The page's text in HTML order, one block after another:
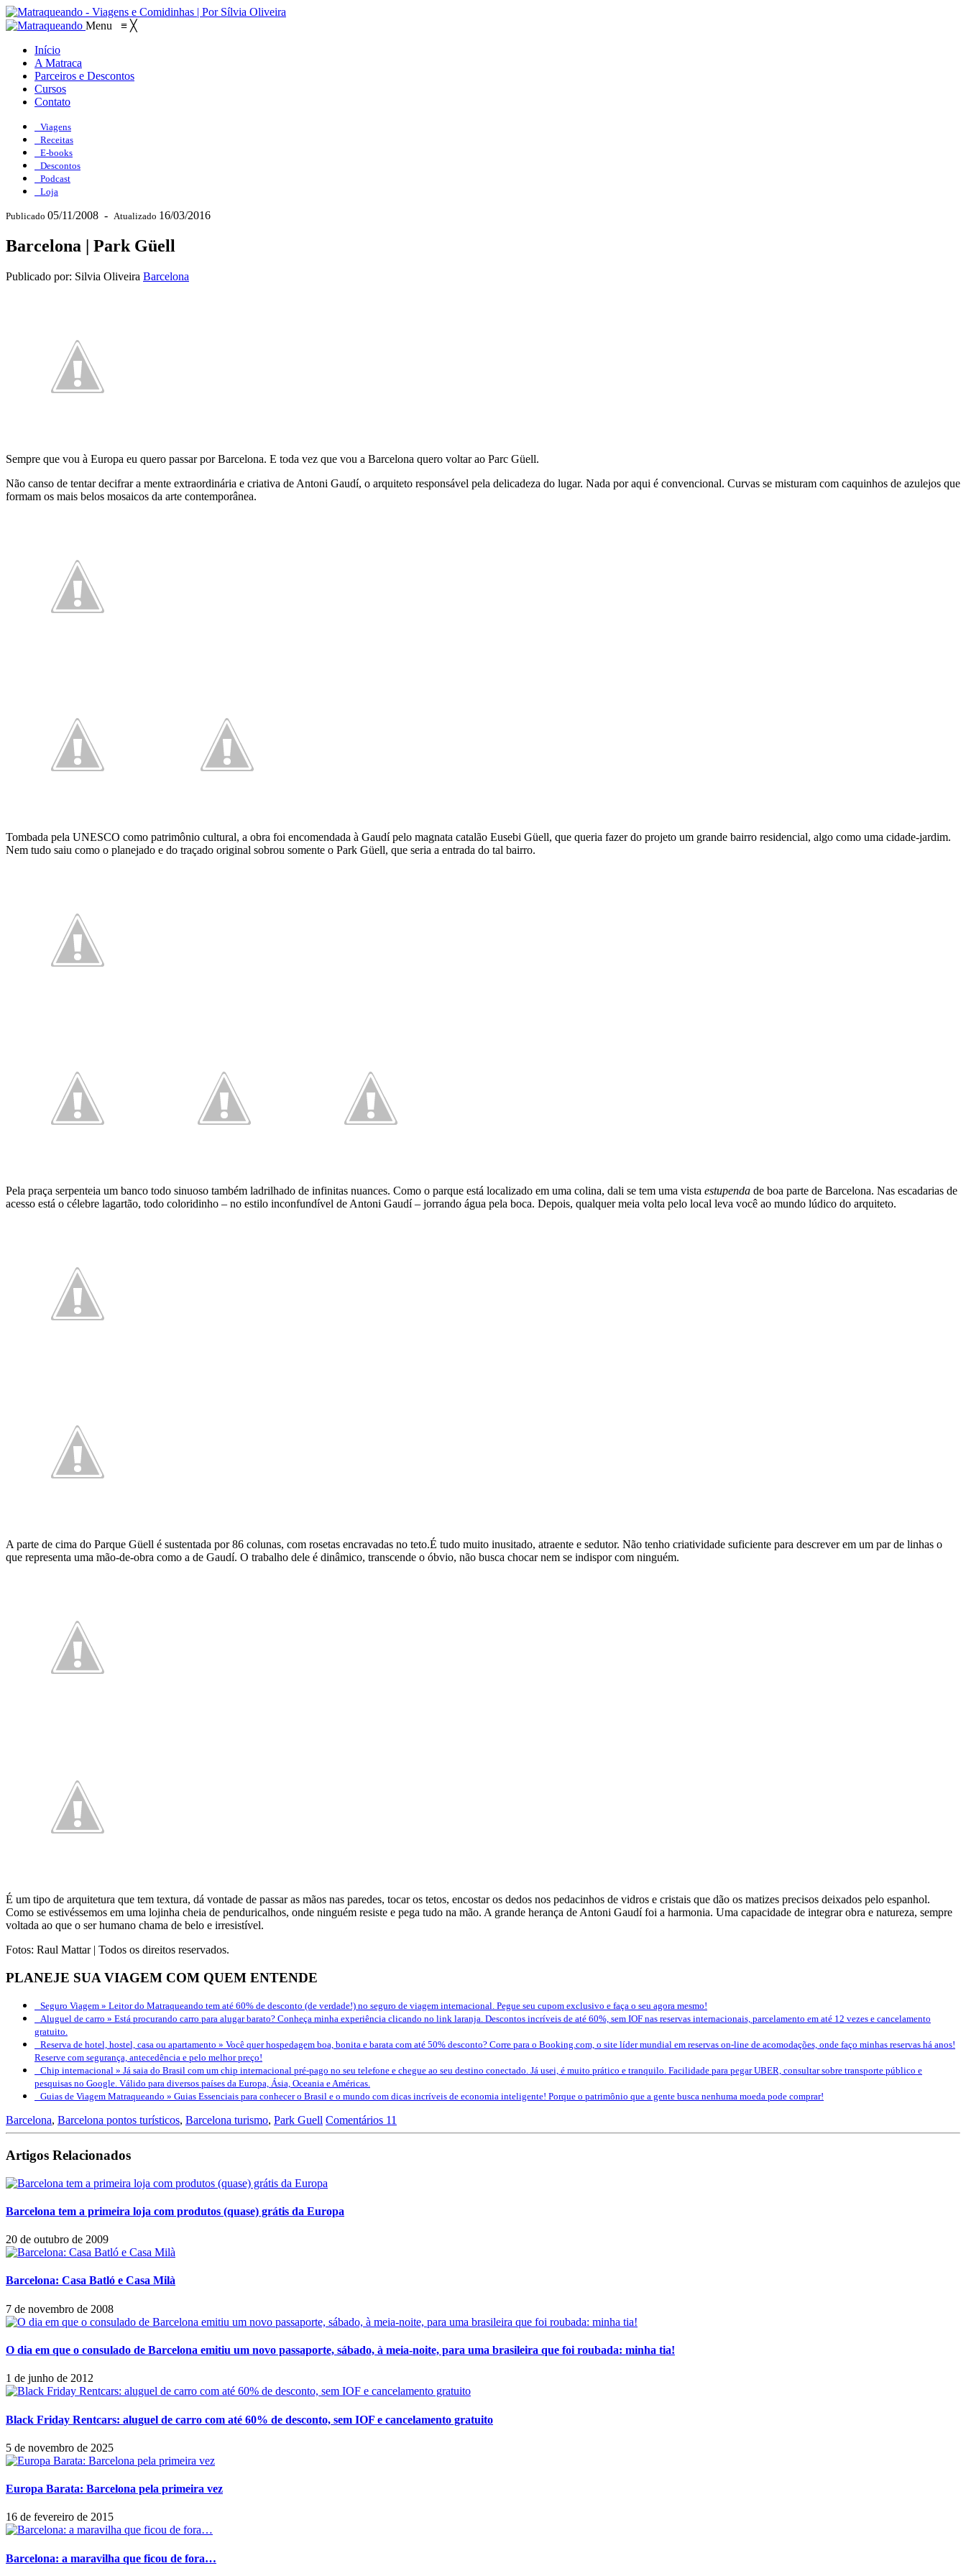
Menu ≡ ╳
Início
A Matraca
Parceiros e Descontos
Cursos
Contato
Viagens
Receitas
E-books
Descontos
Podcast
Loja
Publicado 05/11/2008 - Atualizado 16/03/2016
Barcelona | Park Güell
Publicado por: Silvia Oliveira Barcelona
Sempre que vou à Europa eu quero passar por Barcelona. E toda vez que vou a Barcelona quero voltar ao Parc Güell.
Não canso de tentar decifrar a mente extraordinária e criativa de Antoni Gaudí, o arquiteto responsável pela delicadeza do lugar. Nada por aqui é convencional. Curvas se misturam com caquinhos de azulejos que
formam os mais belos mosaicos da arte contemporânea.
Tombada pela UNESCO como patrimônio cultural, a obra foi encomendada à Gaudí pelo magnata catalão Eusebi Güell, que queria fazer do projeto um grande bairro residencial, algo como uma cidade-jardim.
Nem tudo saiu como o planejado e do traçado original sobrou somente o Park Güell, que seria a entrada do tal bairro.
Pela praça serpenteia um banco todo sinuoso também ladrilhado de infinitas nuances. Como o parque está localizado em uma colina, dali se tem uma vista estupenda de boa parte de Barcelona. Nas escadarias de
acesso está o célebre lagartão, todo coloridinho – no estilo inconfundível de Antoni Gaudí – jorrando água pela boca. Depois, qualquer meia volta pelo local leva você ao mundo lúdico do arquiteto.
A parte de cima do Parque Güell é sustentada por 86 colunas, com rosetas encravadas no teto.É tudo muito inusitado, atraente e sedutor. Não tenho criatividade suficiente para descrever em um par de linhas o
que representa uma mão-de-obra como a de Gaudí. O trabalho dele é dinâmico, transcende o óbvio, não busca chocar nem se indispor com ninguém.
É um tipo de arquitetura que tem textura, dá vontade de passar as mãos nas paredes, tocar os tetos, encostar os dedos nos pedacinhos de vidros e cristais que dão os matizes precisos deixados pelo espanhol.
Como se estivéssemos em uma lojinha cheia de penduricalhos, onde ninguém resiste e pega tudo na mão. A grande herança de Antoni Gaudí foi a harmonia. Uma capacidade de integrar obra e natureza, sempre
voltada ao que o ser humano chama de belo e irresistível.
Fotos: Raul Mattar | Todos os direitos reservados.
PLANEJE SUA VIAGEM COM QUEM ENTENDE
Seguro Viagem » Leitor do Matraqueando tem até 60% de desconto (de verdade!) no seguro de viagem internacional. Pegue seu cupom exclusivo e faça o seu agora mesmo!
Aluguel de carro » Está procurando carro para alugar barato? Conheça minha experiência clicando no link laranja. Descontos incríveis de até 60%, sem IOF nas reservas internacionais, parcelamento em até 12 vezes e cancelamento
gratuito.
Reserva de hotel, hostel, casa ou apartamento » Você quer hospedagem boa, bonita e barata com até 50% desconto? Corre para o Booking.com, o site líder mundial em reservas on-line de acomodações, onde faço minhas reservas há anos!
Reserve com segurança, antecedência e pelo melhor preço!
Chip internacional » Já saia do Brasil com um chip internacional pré-pago no seu telefone e chegue ao seu destino conectado. Já usei, é muito prático e tranquilo. Facilidade para pegar UBER, consultar sobre transporte público e
pesquisas no Google. Válido para diversos países da Europa, Ásia, Oceania e Américas.
Guias de Viagem Matraqueando » Guias Essenciais para conhecer o Brasil e o mundo com dicas incríveis de economia inteligente! Porque o patrimônio que a gente busca nenhuma moeda pode comprar!
Barcelona, Barcelona pontos turísticos, Barcelona turismo, Park Guell Comentários 11
Artigos Relacionados
Barcelona tem a primeira loja com produtos (quase) grátis da Europa
20 de outubro de 2009
Barcelona: Casa Batló e Casa Milà
7 de novembro de 2008
O dia em que o consulado de Barcelona emitiu um novo passaporte, sábado, à meia-noite, para uma brasileira que foi roubada: minha tia!
1 de junho de 2012
Black Friday Rentcars: aluguel de carro com até 60% de desconto, sem IOF e cancelamento gratuito
5 de novembro de 2025
Europa Barata: Barcelona pela primeira vez
16 de fevereiro de 2015
Barcelona: a maravilha que ficou de fora…